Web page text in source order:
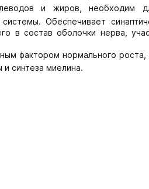
и жиров, необходим
Обеспечивает
в состав оболочки нерва,
фактором нормального
синтеза миелина.